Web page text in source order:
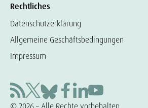
Rechtliches
Datenschutzerklärung
Allgemeine Geschäftsbedingungen
Impressum